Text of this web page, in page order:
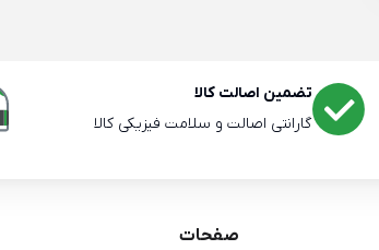
تضمین اصالت کالا
گارانتی اصالت و سلامت فیزیکی کالا
صفحات